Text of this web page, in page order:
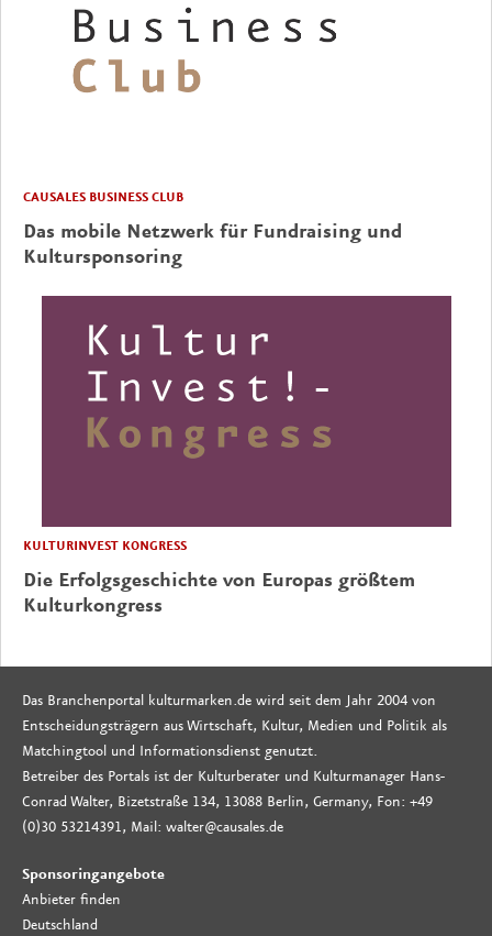
CAUSALES BUSINESS CLUB
Das mobile Netzwerk für Fundraising und
Kultursponsoring
KULTURINVEST KONGRESS
Die Erfolgsgeschichte von Europas größtem
Kulturkongress
Das Branchenportal kulturmarken.de wird seit dem Jahr 2004 von
Entscheidungsträgern aus Wirtschaft, Kultur, Medien und Politik als
Matchingtool und Informationsdienst genutzt.
Betreiber des Portals ist der Kulturberater und Kulturmanager Hans-
Conrad Walter, Bizetstraße 134, 13088 Berlin, Germany, Fon: +49
(0)30 53214391, Mail: walter@causales.de
Sponsoringangebote
Anbieter finden
Deutschland